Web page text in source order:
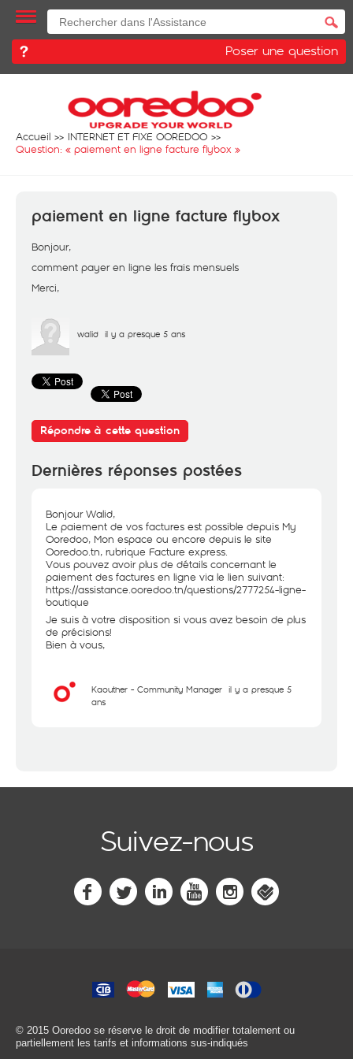
Poser une question
Accueil
INTERNET ET FIXE OOREDOO
Question: « paiement en ligne facture flybox »
paiement en ligne facture flybox
Bonjour,
comment payer en ligne les frais mensuels
Merci,
walid il y a presque 5 ans
Répondre à cette question
Dernières réponses postées
Bonjour Walid,
Le paiement de vos factures est possible depuis My
Ooredoo, Mon espace ou encore depuis le site
Ooredoo.tn, rubrique Facture express.
Vous pouvez avoir plus de détails concernant le
paiement des factures en ligne via le lien suivant:
https://assistance.ooredoo.tn/questions/2777254-ligne-
boutique
Je suis à votre disposition si vous avez besoin de plus
de précisions!
Bien à vous,
Kaouther - Community Manager il y a presque 5
ans
Suivez-nous
© 2015 Ooredoo se réserve le droit de modifier totalement ou
partiellement les tarifs et informations sus-indiqués